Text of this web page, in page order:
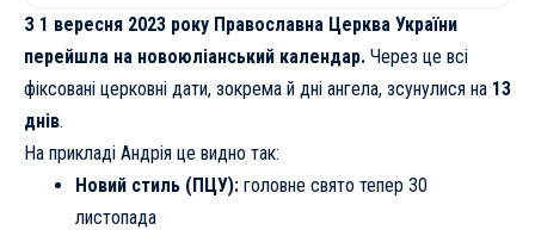
З 1 вересня 2023 року Православна Церква України
перейшла на новоюліанський календар. Через це всі
фіксовані церковні дати, зокрема й дні ангела, зсунулися на 13
днів.
На прикладі Андрія це видно так:
Новий стиль (ПЦУ):головне свято тепер 30
листопада